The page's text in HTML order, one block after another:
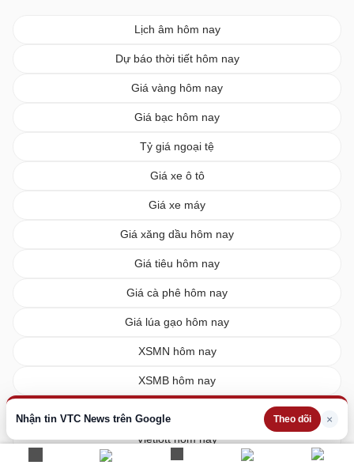
Nhận tin VTC News trên Google Theo dõi ×
Lịch âm hôm nay
Dự báo thời tiết hôm nay
Giá vàng hôm nay
Giá bạc hôm nay
Tỷ giá ngoại tệ
Giá xe ô tô
Giá xe máy
Giá xăng dầu hôm nay
Giá tiêu hôm nay
Giá cà phê hôm nay
Giá lúa gạo hôm nay
XSMN hôm nay
XSMB hôm nay
Vietlott hôm nay